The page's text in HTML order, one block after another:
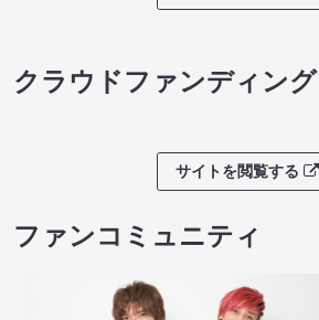
クラウドファンディング
サイトを閲覧する
ファンコミュニティ